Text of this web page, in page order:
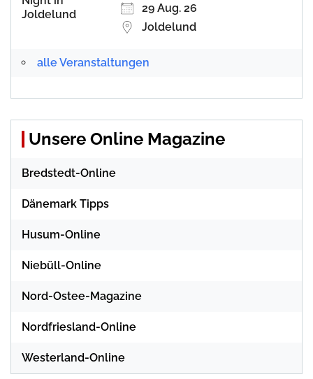
29 Aug. 26
Joldelund
alle Veranstaltungen
Unsere Online Magazine
Bredstedt-Online
Dänemark Tipps
Husum-Online
Niebüll-Online
Nord-Ostee-Magazine
Nordfriesland-Online
Westerland-Online